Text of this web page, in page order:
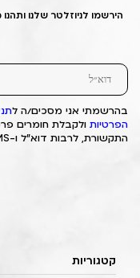
הירשמו לניוזלטר שלנו
בהרשמתי אני מסכים/ה ל
הפרטיות ולקבלת חומרים
התקשורת, לרבות דוא"ל ו-SMS.
קטגוריות